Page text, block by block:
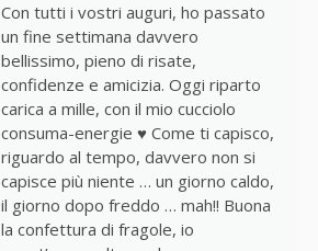
Con tutti i vostri auguri, ho passato
un fine settimana davvero
bellissimo, pieno di risate,
confidenze e amicizia. Oggi riparto
carica a mille, con il mio cucciolo
consuma-energie ♥ Come ti capisco,
riguardo al tempo, davvero non si
capisce più niente … un giorno caldo,
il giorno dopo freddo … mah!! Buona
la confettura di fragole, io